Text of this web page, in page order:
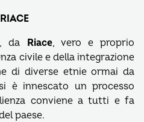
da Riace, vero e proprio
civile e della integrazione
di diverse etnie ormai da
è innescato un processo
conviene a tutti e fa
paese.